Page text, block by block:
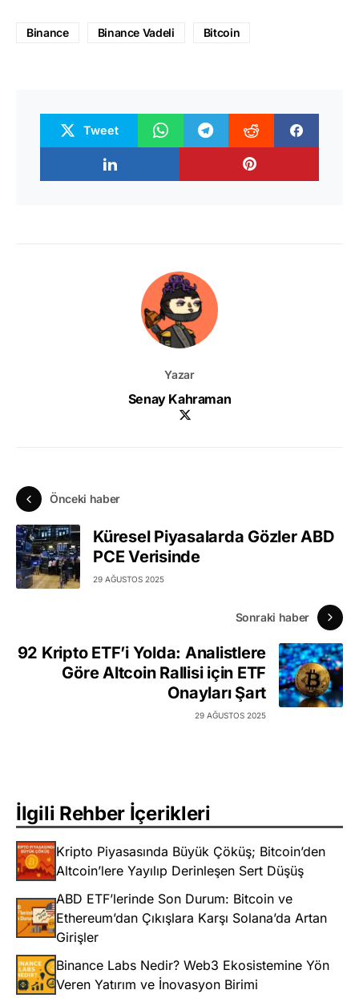
Binance Binance Vadeli Bitcoin
Tweet
Yazar
Senay Kahraman
Önceki haber
Küresel Piyasalarda Gözler ABD
PCE Verisinde
29 AĞUSTOS 2025
Sonraki haber
92 Kripto ETF’i Yolda: Analistlere
Göre Altcoin Rallisi için ETF
Onayları Şart
29 AĞUSTOS 2025
İlgili Rehber İçerikleri
Kripto Piyasasında Büyük Çöküş; Bitcoin’den
Altcoin’lere Yayılıp Derinleşen Sert Düşüş
ABD ETF’lerinde Son Durum: Bitcoin ve
Ethereum’dan Çıkışlara Karşı Solana’da Artan
Girişler
Binance Labs Nedir? Web3 Ekosistemine Yön
Veren Yatırım ve İnovasyon Birimi